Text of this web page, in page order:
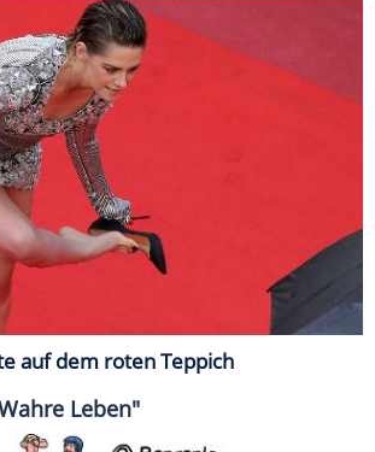
auf dem roten Teppich
Leben"